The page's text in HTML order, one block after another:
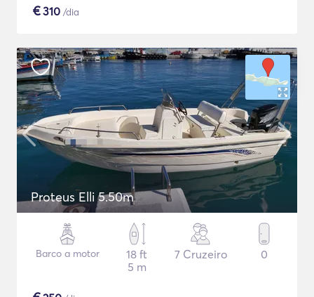
€310 /dia
Proteus Elli 5.50m
Barco a motor
18 ft
5 m
7 Cruzeiro 0